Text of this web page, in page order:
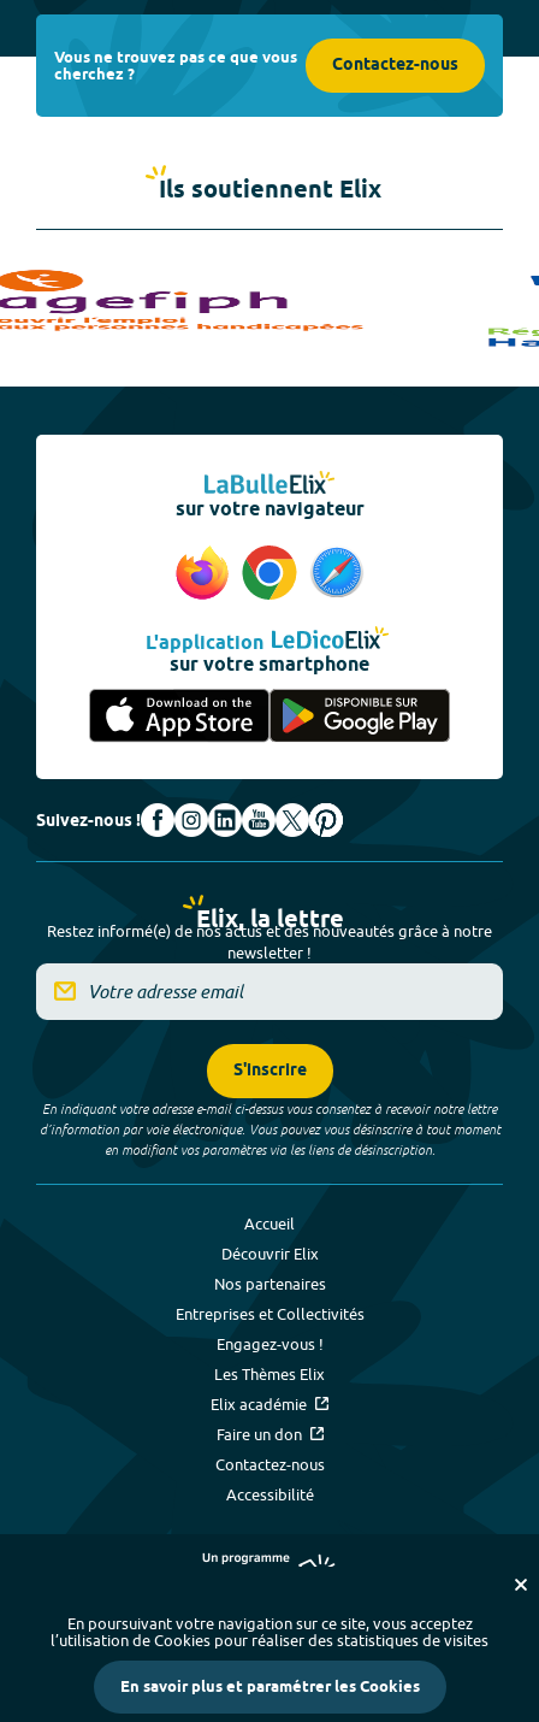
Vous ne trouvez pas ce que vous
cherchez ? Contactez-nous
Ils soutiennent Elix
sur votre navigateur
L'application
sur votre smartphone
Suivez-nous !
Elix, la lettre
Restez informé(e) de nos actus et des nouveautés grâce à notre
newsletter !
S'inscrire
En indiquant votre adresse e-mail ci-dessus vous consentez à recevoir notre lettre
d’information par voie électronique. Vous pouvez vous désinscrire à tout moment
en modifiant vos paramètres via les liens de désinscription.
Accueil
Découvrir Elix
Nos partenaires
Entreprises et Collectivités
Engagez-vous !
Les Thèmes Elix
Elix académie
Faire un don
Contactez-nous
Accessibilité
Plan du site - Index alphabétique
-
Mentions légales et données personnelles
- Paramétrer les cookies
Crédits
En poursuivant votre navigation sur ce site, vous acceptez
l’utilisation de Cookies pour réaliser des statistiques de visites
En savoir plus et paramétrer les Cookies